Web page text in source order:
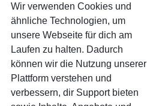
Wir verwenden Cookies und
ähnliche Technologien, um
unsere Webseite für dich am
Laufen zu halten. Dadurch
können wir die Nutzung unserer
Plattform verstehen und
verbessern, dir Support bieten